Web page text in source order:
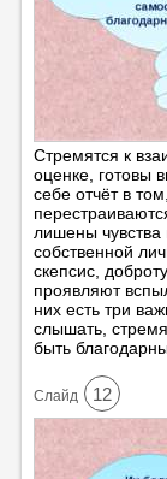
Стремятся к
оценке, готовы
себе отчёт в
лишены
собственной
скепсис,
проявляют
них есть три
слышать,
быть
Cлайд 12